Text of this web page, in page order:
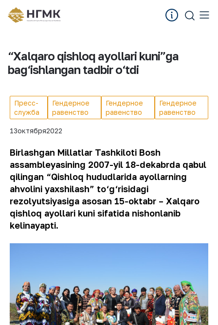
“Xalqaro qishloq ayollari kuni”ga
bag‘ishlangan tadbir o‘tdi
Пресс-
служба
Гендерное
равенство
Гендерное
равенство
Гендерное
равенство
13октября2022
Birlashgan Millatlar Tashkiloti Bosh
assambleyasining 2007-yil 18-dekabrda qabul
qilingan “Qishloq hududlarida ayollarning
ahvolini yaxshilash” to‘g‘risidagi
rezolyutsiyasiga asosan 15-oktabr – Xalqaro
qishloq ayollari kuni sifatida nishonlanib
kelinayapti.